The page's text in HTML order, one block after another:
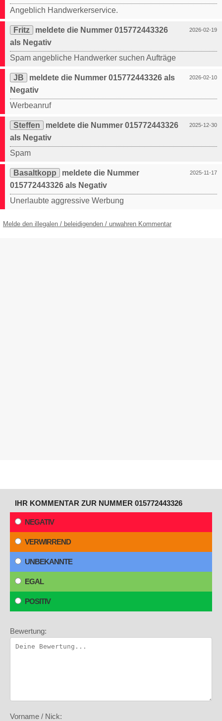
Angeblich Handwerkerservice.
2026-02-19
Fritz
meldete die Nummer 015772443326
als Negativ
Spam angebliche Handwerker suchen Aufträge
2026-02-10
JB
meldete die Nummer 015772443326 als
Negativ
Werbeanruf
2025-12-30
Steffen
meldete die Nummer 015772443326
als Negativ
Spam
2025-11-17
Basaltkopp
meldete die Nummer
015772443326 als Negativ
Unerlaubte aggressive Werbung
Melde den illegalen / beleidigenden / unwahren Kommentar
IHR KOMMENTAR ZUR NUMMER 015772443326
NEGATIV
VERWIRREND
UNBEKANNTE
EGAL
POSITIV
Bewertung:
Vorname / Nick: